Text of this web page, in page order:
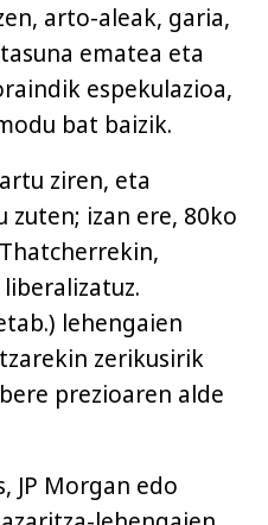
arto-aleak, garia,
ematea eta
espekulazioa,
bat baizik.
ziren, eta
izan ere, 80ko
lehengaien
zerikusirik
prezioaren alde
JP Morgan edo